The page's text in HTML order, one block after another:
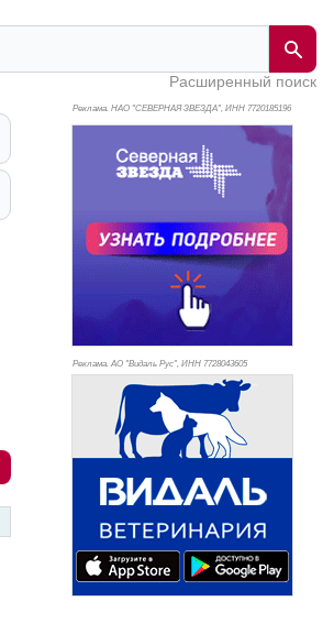
Расширенный поиск
Реклама. НАО "СЕВЕРНАЯ ЗВЕЗДА", ИНН 7720185196
Реклама. АО "Видаль Рус", ИНН 7728043605